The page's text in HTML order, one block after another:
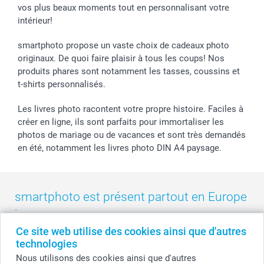
Ce site web utilise des cookies ainsi que d'autres
technologies
Nous utilisons des cookies ainsi que d'autres
B2B smartbusiness
Fête d'anniversaire
Tous les évènements
Identifiez-vous
Statut de ma commande
smarfriends
smartgarantie
smartbonus
vos plus beaux moments tout en personnalisant votre
intérieur!
smartphoto propose un vaste choix de cadeaux photo
originaux. De quoi faire plaisir à tous les coups! Nos
produits phares sont notamment les tasses, coussins et
t-shirts personnalisés.
Les livres photo racontent votre propre histoire. Faciles à
créer en ligne, ils sont parfaits pour immortaliser les
photos de mariage ou de vacances et sont très demandés
en été, notamment les livres photo DIN A4 paysage.
smartphoto est présent partout en Europe
:
België - Belgique - Danmark - Deutschland - France - Ireland
- Nederland - Norge